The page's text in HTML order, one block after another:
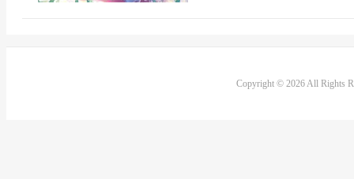
Copyright © 2026 All Rights